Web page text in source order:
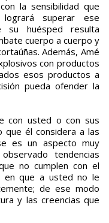
la sensibilidad que
superar ese
su huésped resulta
cuerpo a cuerpo y
Además, Amé
con productos
esos productos a
pueda ofender la
con usted o con sus
que él considera a las
es un aspecto muy
tendencias
no cumplen con el
en que a usted no le
de ese modo
y las creencias que